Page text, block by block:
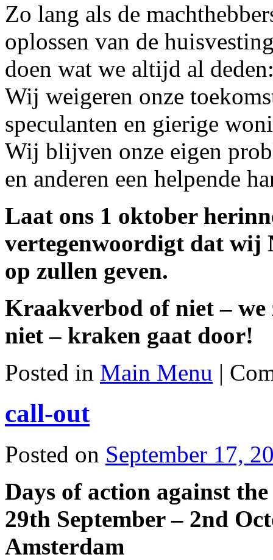
Zo lang als de
oplossen van de
doen wat we altijd al
Wij weigeren onze
speculanten en gierige
Wij blijven onze eigen
en anderen een helpende
Laat ons 1 oktober
vertegenwoordigt dat wij
op zullen geven.
Kraakverbod of niet –
niet – kraken gaat door!
Posted in Main Menu |
call-out
Posted on September 17,
Days of action against
29th September – 2nd
Amsterdam